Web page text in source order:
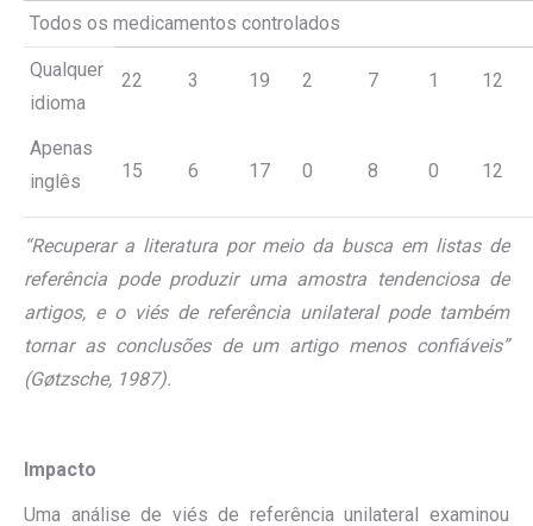
Todos os medicamentos controlados
Qualquer
idioma
Apenas
inglês
22
15
3
6
19
17
2
0
7
8
1
0
12
12
“Recuperar a literatura por meio da busca em listas de
referência pode produzir uma amostra tendenciosa de
artigos, e o viés de referência unilateral pode também
tornar as conclusões de um artigo menos confiáveis”
(Gøtzsche, 1987).
Impacto
Uma análise de viés de referência unilateral examinou